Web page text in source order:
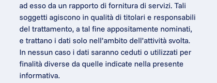
ad esso da un rapporto di fornitura di servizi. Tali
soggetti agiscono in qualità di titolari e responsabili
del trattamento, a tal fine appositamente nominati,
e trattano i dati solo nell’ambito dell’attività svolta.
In nessun caso i dati saranno ceduti o utilizzati per
finalità diverse da quelle indicate nella presente
informativa.